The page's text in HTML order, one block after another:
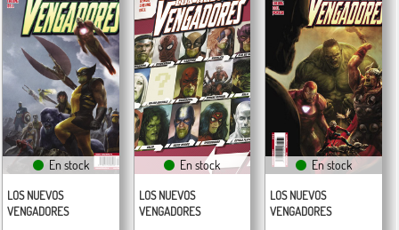
En stock
LOS NUEVOS
VENGADORES
En stock
LOS NUEVOS
VENGADORES
En stock
LOS NUEVOS
VENGADORES